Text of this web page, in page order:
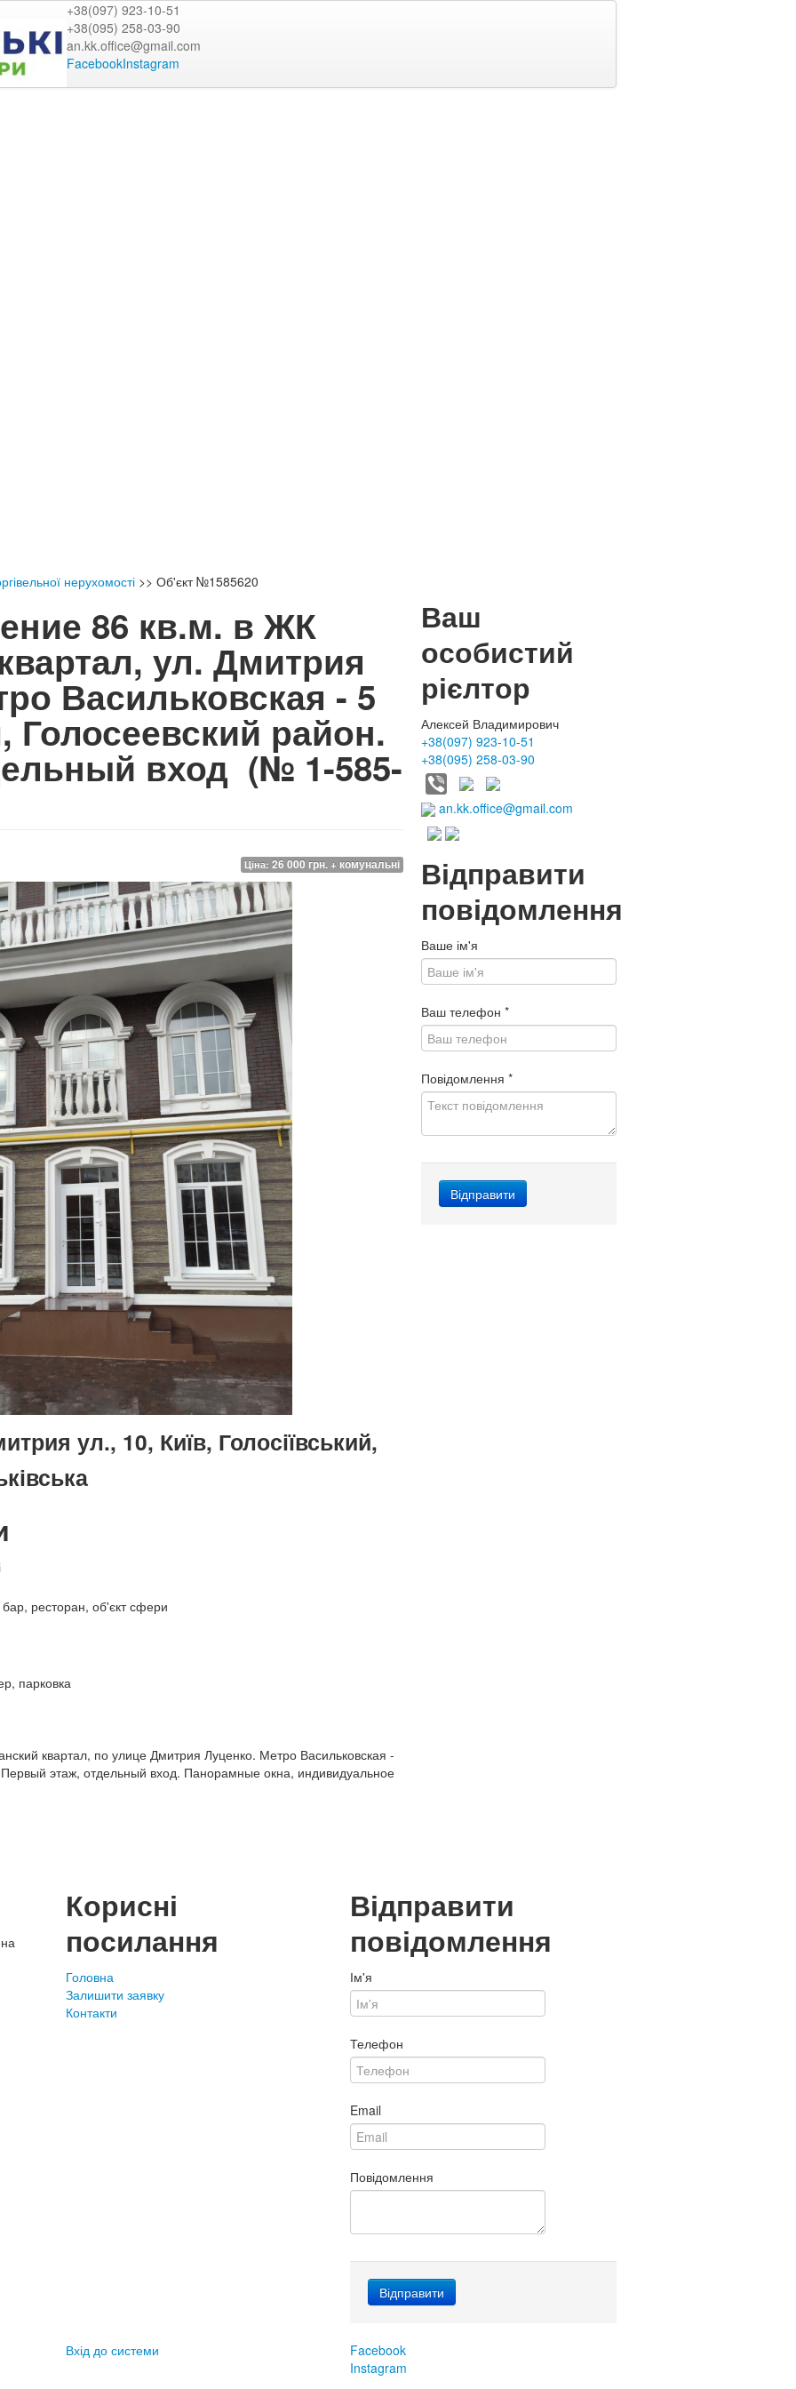
+38(097) 923-10-51
+38(095) 258-03-90
an.kk.office@gmail.com
FacebookInstagram
нерухомості >> Об'єкт №1585620
86 кв.м. в ЖК
ул. Дмитрия
Васильковская - 5
район.
вход (№ 1-585-
Ціна: 26 000 грн. + комунальні
ул., 10, Київ, Голосіївський,
бар, ресторан, об'єкт сфери
парковка
квартал, по улице Дмитрия Луценко. Метро Васильковская -
этаж, отдельный вход. Панорамные окна, индивидуальное
Ваш
особистий
рієлтор
Алексей Владимирович
+38(097) 923-10-51
+38(095) 258-03-90
an.kk.office@gmail.com
Відправити
повідомлення
Ваше ім'я
Ваш телефон *
Повідомлення *
Корисні
посилання
Головна
Залишити заявку
Контакти
Відправити
повідомлення
Ім'я
Телефон
Email
Повідомлення
Вхід до системи
Facebook
Instagram